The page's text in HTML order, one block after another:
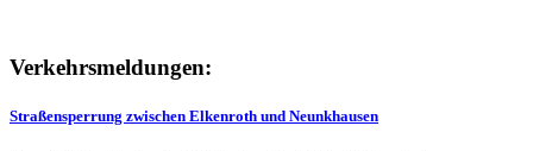
Verkehrsmeldungen:
Straßensperrung zwischen Elkenroth und Neunkhausen